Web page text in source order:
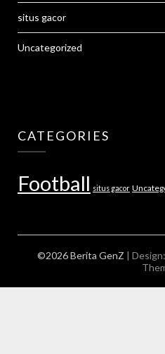
situs gacor
Uncategorized
CATEGORIES
Football situs gacor
©2026 Berita GenZ | Design: